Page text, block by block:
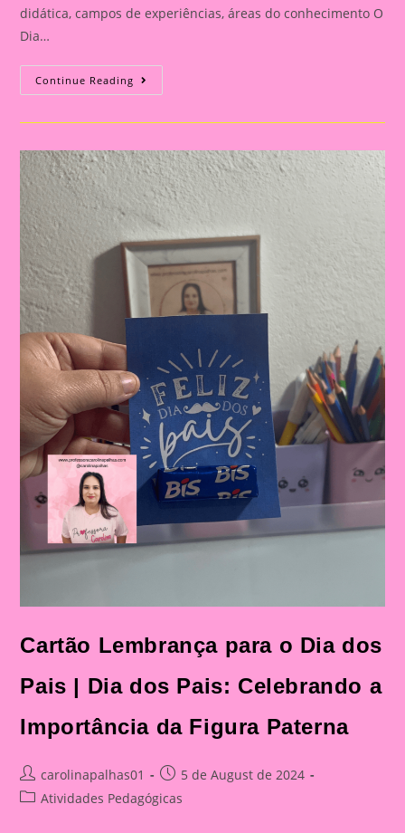
didática, campos de experiências, áreas do conhecimento O
Dia…
Continue Reading Cartão
Lembrança
O
Pais
|
Dia
Dos
Pais:
Celebrando
A
Importância
Da
Figura
Paterna
Cartão Lembrança para o Dia dos
Pais | Dia dos Pais: Celebrando a
Importância da Figura Paterna
Post
author:
carolinapalhas01
Post
published:
5 de August de 2024
PostAtividades Pedagógicas